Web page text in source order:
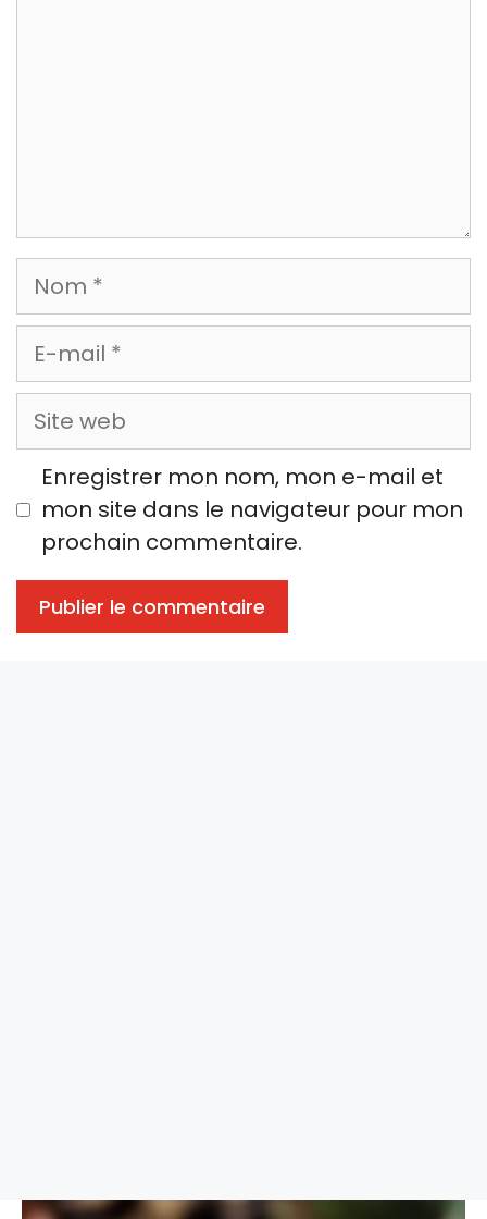
Nom
E-
mail
Site
web
Enregistrer mon nom, mon e-mail et
mon site dans le navigateur pour mon
prochain commentaire.